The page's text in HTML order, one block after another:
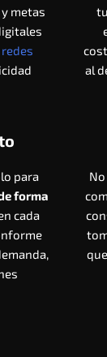
metas
redes
al
para
forma
cada